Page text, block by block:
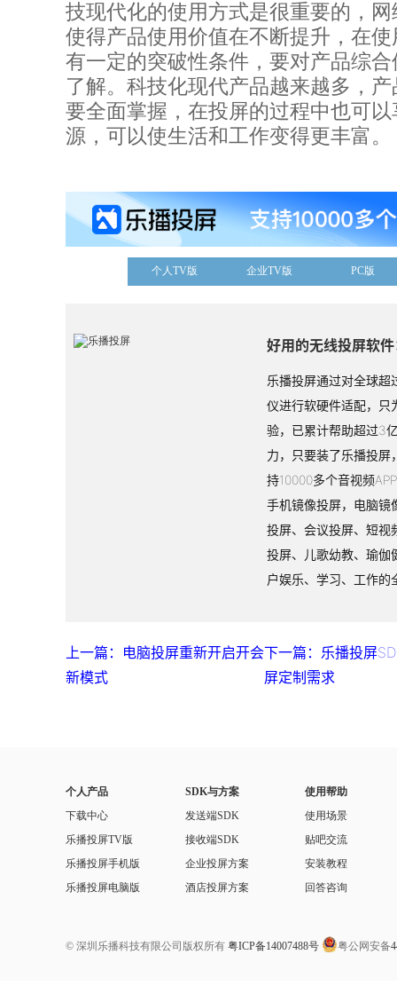
技现代化的使用方式是很重要的，
使得产品使用价值在不断提升，在
有一定的突破性条件，要对产品综
了解。科技化现代产品越来越多，
要全面掌握，在投屏的过程中也可
源，可以使生活和工作变得更丰富。
个人TV版 企业TV版 PC版
好用的无线投屏软
乐播投屏通过对全球超
仪进行软硬件适配，只
验，已累计帮助超过3
力，只要装了乐播投屏
持10000多个音视频
手机镜像投屏，电脑镜
投屏、会议投屏、短视
投屏、儿歌幼教、瑜伽
户娱乐、学习、工作的
上一篇：电脑投屏重新开启开会
新模式
下一篇：乐播投屏
屏定制需求
个人产品
下载中心
乐播投屏TV版
乐播投屏手机版
乐播投屏电脑版
SDK与方案
发送端SDK
接收端SDK
企业投屏方案
酒店投屏方案
使用帮助
使用场景
贴吧交流
安装教程
回答咨询
© 深圳乐播科技有限公司版权所有 粤ICP备14007488号 粤公网安备